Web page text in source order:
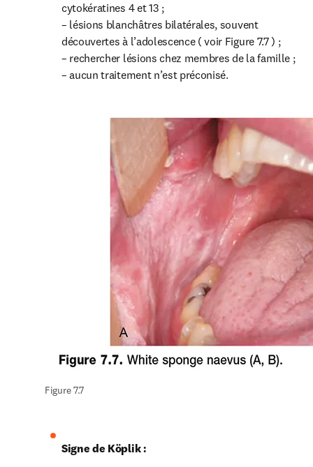
cytokératines 4 et 13 ;
– lésions blanchâtres bilatérales, souvent
découvertes à l’adolescence ( voir Figure 7.7 ) ;
– rechercher lésions chez membres de la famille ;
– aucun traitement n’est préconisé.
Figure 7.7
Signe de Köplik :